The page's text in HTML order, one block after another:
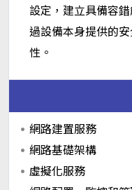
設定，建立具備容
過設備本身提供的
性。
網路建置服務
網路基礎架構
虛擬化服務